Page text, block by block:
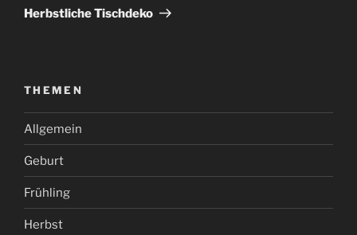
Beitrag
Herbstliche Tischdeko
THEMEN
Allgemein
Geburt
Frühling
Herbst